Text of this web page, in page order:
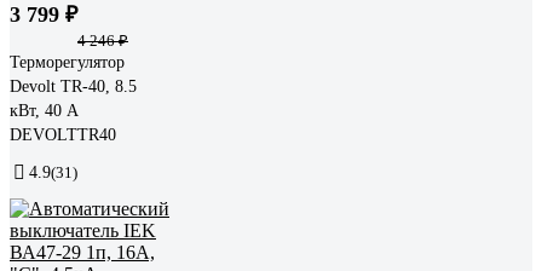
3 799 ₽
4 246 ₽
Терморегулятор
Devolt TR-40, 8.5
кВт, 40 А
DEVOLTTR40
4.9(31)